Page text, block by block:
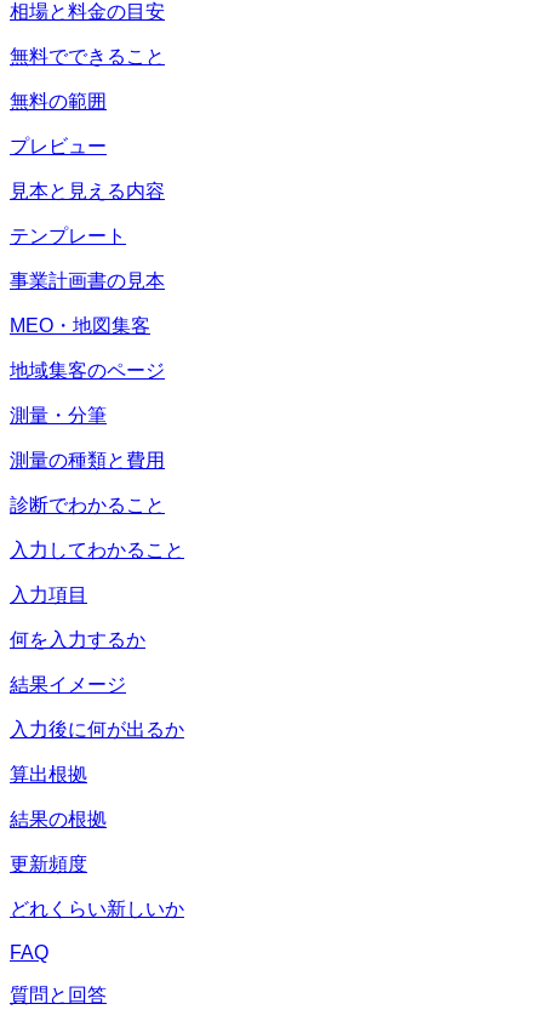
相場と料金の目安
無料でできること
無料の範囲
プレビュー
見本と見える内容
テンプレート
事業計画書の見本
MEO・地図集客
地域集客のページ
測量・分筆
測量の種類と費用
診断でわかること
入力してわかること
入力項目
何を入力するか
結果イメージ
入力後に何が出るか
算出根拠
結果の根拠
更新頻度
どれくらい新しいか
FAQ
質問と回答